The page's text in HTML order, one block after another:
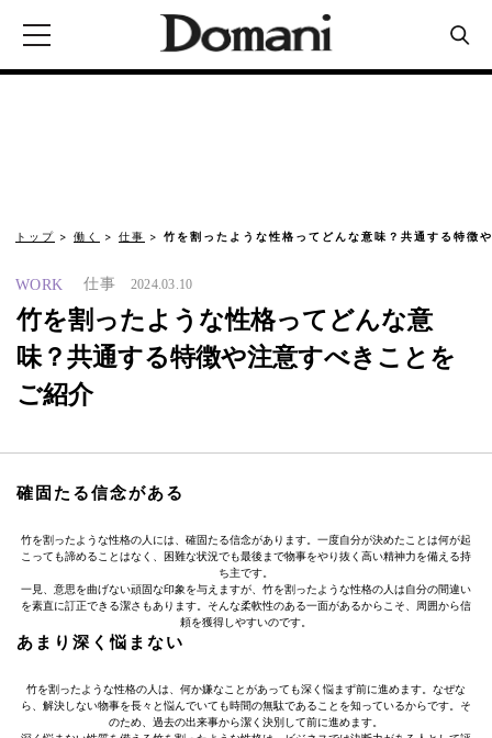
トップ 働く 仕事 竹を割ったような性格ってどんな意味？共通する特徴
WORK 仕事 2024.03.10
竹を割ったような性格ってどんな意
味？共通する特徴や注意すべきことを
ご紹介
確固たる信念がある
竹を割ったような性格の人には、確固たる信念があります。一度自分が決めたことは何が起
こっても諦めることはなく、困難な状況でも最後まで物事をやり抜く高い精神力を備える持
ち主です。
一見、意思を曲げない頑固な印象を与えますが、竹を割ったような性格の人は自分の間違い
を素直に訂正できる潔さもあります。そんな柔軟性のある一面があるからこそ、周囲から信
頼を獲得しやすいのです。
あまり深く悩まない
竹を割ったような性格の人は、何か嫌なことがあっても深く悩まず前に進めます。なぜな
ら、解決しない物事を長々と悩んでいても時間の無駄であることを知っているからです。そ
のため、過去の出来事から潔く決別して前に進めます。